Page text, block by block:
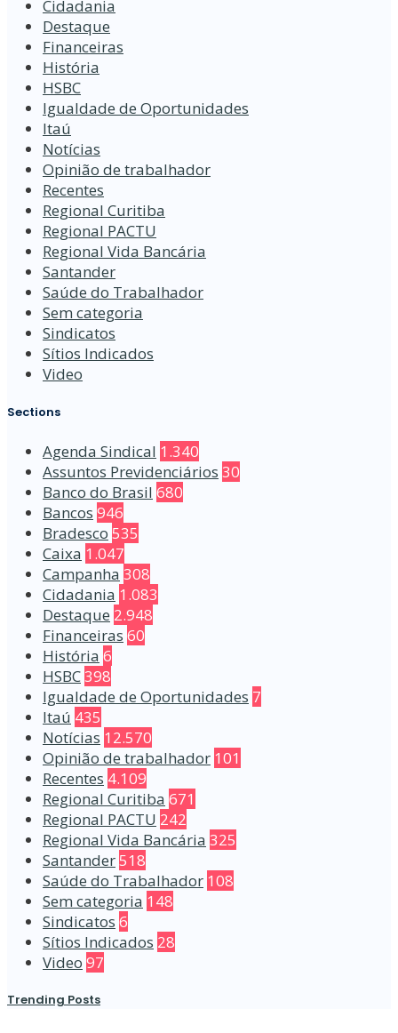
Cidadania
Destaque
Financeiras
História
HSBC
Igualdade de Oportunidades
Itaú
Notícias
Opinião de trabalhador
Recentes
Regional Curitiba
Regional PACTU
Regional Vida Bancária
Santander
Saúde do Trabalhador
Sem categoria
Sindicatos
Sítios Indicados
Video
Sections
Agenda Sindical 1.340
Assuntos Previdenciários 30
Banco do Brasil 680
Bancos 946
Bradesco 535
Caixa 1.047
Campanha 308
Cidadania 1.083
Destaque 2.948
Financeiras 60
História 6
HSBC398
Igualdade de Oportunidades 7
Itaú 435
Notícias 12.570
Opinião de trabalhador 101
Recentes 4.109
Regional Curitiba 671
Regional PACTU 242
Regional Vida Bancária 325
Santander518
Saúde do Trabalhador 108
Sem categoria 148
Sindicatos 6
Sítios Indicados 28
Video 97
Trending Posts